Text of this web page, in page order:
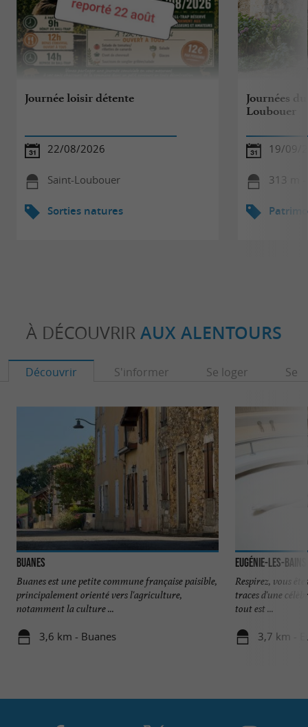
Journée loisir détente
22/08/2026
Saint-Loubouer
Sorties natures
Journées
Loubouer
19/09/
313 m
À DÉCOUVRIR AUX ALENTOURS
Découvrir S'informer Se loger Se
Buanes
Buanes est une petite commune française paisible,
principalement orienté vers l'agriculture,
notamment la culture ...
3,6 km - Buanes
Eugénie-les-Bains
Respirez, vous
traces d'une
tout est ...
3,7 km -